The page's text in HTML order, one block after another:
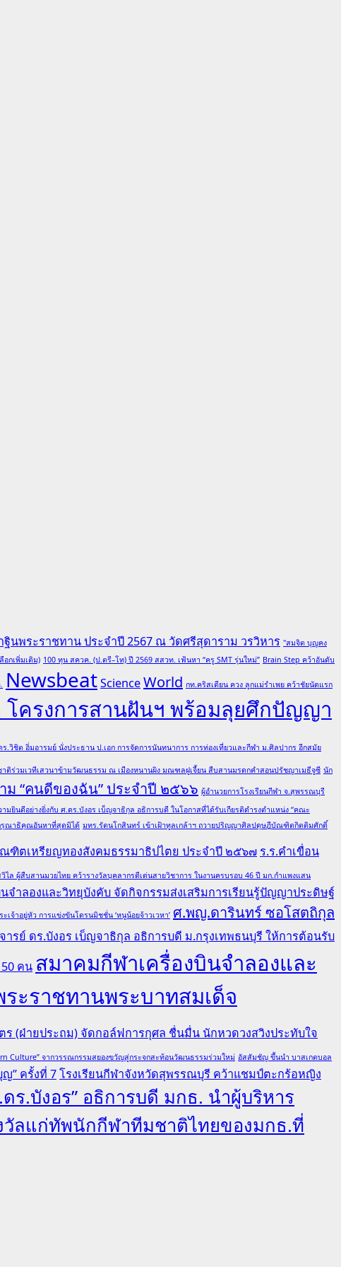
นพระราชทาน ประจำปี 2567 ณ วัดศรีสุดาราม วรวิหาร "สมจิต บุญคง
อกเพิ่มเติม) 100 ทุน สควค. (ป.ตรี–โท) ปี 2569 สสวท. เฟ้นหา “ครู SMT รุ่นใหม่” Brain Step คว้าอันดับ
NewsbeatScienceWorld กท.คริสเตียน ควง ลูกแม่รำเพย คว้าชัยนัดแรก
ครงการสานฝันฯ พร้อมลุยศึกปัญญา
ร.วิชิต อิ่มอารมย์ นั่งประธาน ป.เอก การจัดการนันทนาการ การท่องเที่ยวและกีฬา ม.ศิลปากร อีกสมัย
าติร่วมเวทีเสวนาข้ามวัฒนธรรม ณ เมืองหนานผิง มณฑลฝูเจี้ยน สืบสานมรดกคำสอนปรัชญาเมธีจูซี นัก
ม “คนดีของฉัน” ประจำปี ๒๕๖๖ ผู้อำนวยการโรงเรียนกีฬา จ.สุพรรณบุรี
มยินดีอย่างยิ่งกับ ศ.ดร.บังอร เบ็ญจาธิกุล อธิการบดี ในโอกาสที่ได้รับเกียรติดำรงตำแหน่ง “คณะ
รุณาธิคุณอันหาที่สุดมิได้ มทร.รัตนโกสินทร์ เข้าเฝ้าทูลเกล้าฯ ถวายปริญญาศิลปดุษฎีบัณฑิตกิตติมศักดิ์
ฑิตเหรียญทองสังคมธรรมาธิปไตย ประจำปี ๒๕๖๗ ร.ร.คำเขื่อน
ไล ผู้สืบสานมวยไทย คว้ารางวัลบุคลากรดีเด่นสายวิชาการ ในงานครบรอบ 46 ปี มก.กำแพงแสน
จำลองและวิทยุบังคับ จัดกิจกรรมส่งเสริมการเรียนรู้ปัญญาประดิษฐ์
จ้าอยู่หัว การแข่งขันโดรนมิชชั่น ‘หนูน้อยจ้าวเวหา’ ศ.พญ.ดารินทร์ ซอโสตถิกุล
ารย์ ดร.บังอร เบ็ญจาธิกุล อธิการบดี ม.กรุงเทพธนบุรี ให้การต้อนรับ
คน สมาคมกีฬาเครื่องบินจำลองและ
ะราชทานพระบาทสมเด็จ
(ฝ่ายประถม) จัดกอล์ฟการกุศล ชื่นมื่น นักหวดวงสวิงประทับใจ
Culture” จากวรรณกรรมสยองขวัญสู่กระจกสะท้อนวัฒนธรรมร่วมใหม่ อัสสัมชัญ ขึ้นนำ บาสเกตบอล
” ครั้งที่ 7โรงเรียนกีฬาจังหวัดสุพรรณบุรี คว้าแชมป์ตะกร้อหญิง
ดร.บังอร” อธิการบดี มกธ. นำผู้บริหาร
วัลแก่ทัพนักกีฬาทีมชาติไทยของมกธ.ที่